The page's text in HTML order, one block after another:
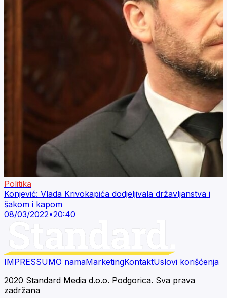
Politika
Konjević: Vlada Krivokapića dodjeljivala državljanstva i
šakom i kapom
08/03/2022•20:40
IMPRESSUMO namaMarketingKontaktUslovi korišćenja
2020 Standard Media d.o.o. Podgorica. Sva prava
zadržana